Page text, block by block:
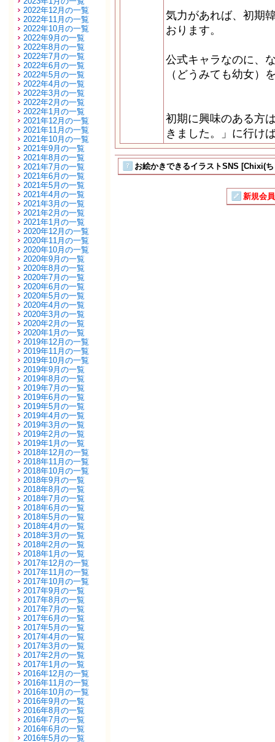
2022年12月の一覧
2022年11月の一覧
2022年10月の一覧
2022年9月の一覧
2022年8月の一覧
2022年7月の一覧
2022年6月の一覧
2022年5月の一覧
2022年4月の一覧
2022年3月の一覧
2022年2月の一覧
2022年1月の一覧
2021年12月の一覧
2021年11月の一覧
2021年10月の一覧
2021年9月の一覧
2021年8月の一覧
2021年7月の一覧
2021年6月の一覧
2021年5月の一覧
2021年4月の一覧
2021年3月の一覧
2021年2月の一覧
2021年1月の一覧
2020年12月の一覧
2020年11月の一覧
2020年10月の一覧
2020年9月の一覧
2020年8月の一覧
2020年7月の一覧
2020年6月の一覧
2020年5月の一覧
2020年4月の一覧
2020年3月の一覧
2020年2月の一覧
2020年1月の一覧
2019年12月の一覧
2019年11月の一覧
2019年10月の一覧
2019年9月の一覧
2019年8月の一覧
2019年7月の一覧
2019年6月の一覧
2019年5月の一覧
2019年4月の一覧
2019年3月の一覧
2019年2月の一覧
2019年1月の一覧
2018年12月の一覧
2018年11月の一覧
2018年10月の一覧
2018年9月の一覧
2018年8月の一覧
2018年7月の一覧
2018年6月の一覧
2018年5月の一覧
2018年4月の一覧
2018年3月の一覧
2018年2月の一覧
2018年1月の一覧
2017年12月の一覧
2017年11月の一覧
2017年10月の一覧
2017年9月の一覧
2017年8月の一覧
2017年7月の一覧
2017年6月の一覧
2017年5月の一覧
2017年4月の一覧
2017年3月の一覧
2017年2月の一覧
2017年1月の一覧
2016年12月の一覧
2016年11月の一覧
2016年10月の一覧
2016年9月の一覧
2016年8月の一覧
2016年7月の一覧
2016年6月の一覧
2016年5月の一覧
気力があれば、初期
おります。
公式キャラなのに、
（どうみても幼女）
初期に興味のある方
きました。」に行け
お絵かきできるイラストSNS [Chixi(
新規会